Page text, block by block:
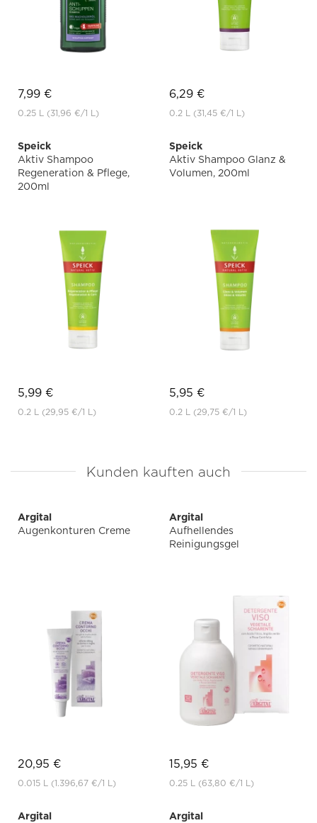
7,99 €
0.25 L (31,96 €/1 L)
6,29 €
0.2 L (31,45 €/1 L)
Speick
Aktiv Shampoo
Regeneration & Pflege,
200ml
5,99 €
0.2 L (29,95 €/1 L)
Speick
Aktiv Shampoo Glanz &
Volumen, 200ml
5,95 €
0.2 L (29,75 €/1 L)
Kunden kauften auch
Argital
Augenkonturen Creme
20,95 €
0.015 L (1.396,67 €/1 L)
Argital
Aufhellendes
Reinigungsgel
15,95 €
0.25 L (63,80 €/1 L)
Argital
Argital